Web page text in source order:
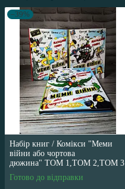
–39%
Набір книг / Комікси "Меми
війни або чортова
дюжина" ТОМ 1,ТОМ 2,ТОМ 3
Трегуб Ганна
Готово до відправки